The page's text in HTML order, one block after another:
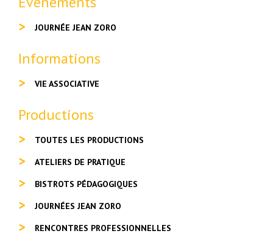
JOURNÉE JEAN ZORO
Informations
VIE ASSOCIATIVE
Productions
TOUTES LES PRODUCTIONS
ATELIERS DE PRATIQUE
BISTROTS PÉDAGOGIQUES
JOURNÉES JEAN ZORO
RENCONTRES PROFESSIONNELLES